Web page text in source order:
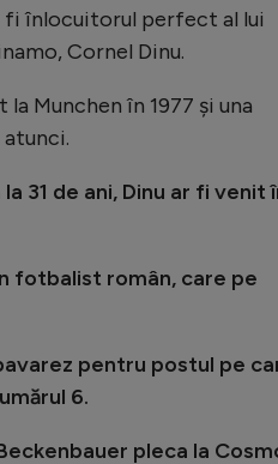
fi înlocuitorul perfect al lui
Cornel Dinu.
Munchen în 1977 și una
31 de ani, Dinu ar fi venit
fotbalist român, care pe
pentru postul pe
6.
pleca la